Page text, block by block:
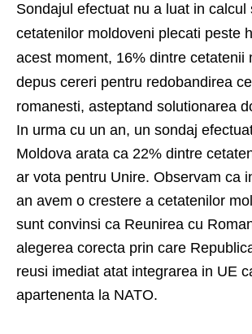
Sondajul efectuat nu a luat in calcul
cetatenilor moldoveni plecati peste
acest moment, 16% dintre cetatenii
depus cereri pentru redobandirea
romanesti, asteptand solutionarea
In urma cu un an, un sondaj
Moldova arata ca 22% dintre
ar vota pentru Unire. Observam ca
an avem o crestere a cetatenilor
sunt convinsi ca Reunirea cu
alegerea corecta prin care
reusi imediat atat integrarea in UE
apartenenta la NATO.